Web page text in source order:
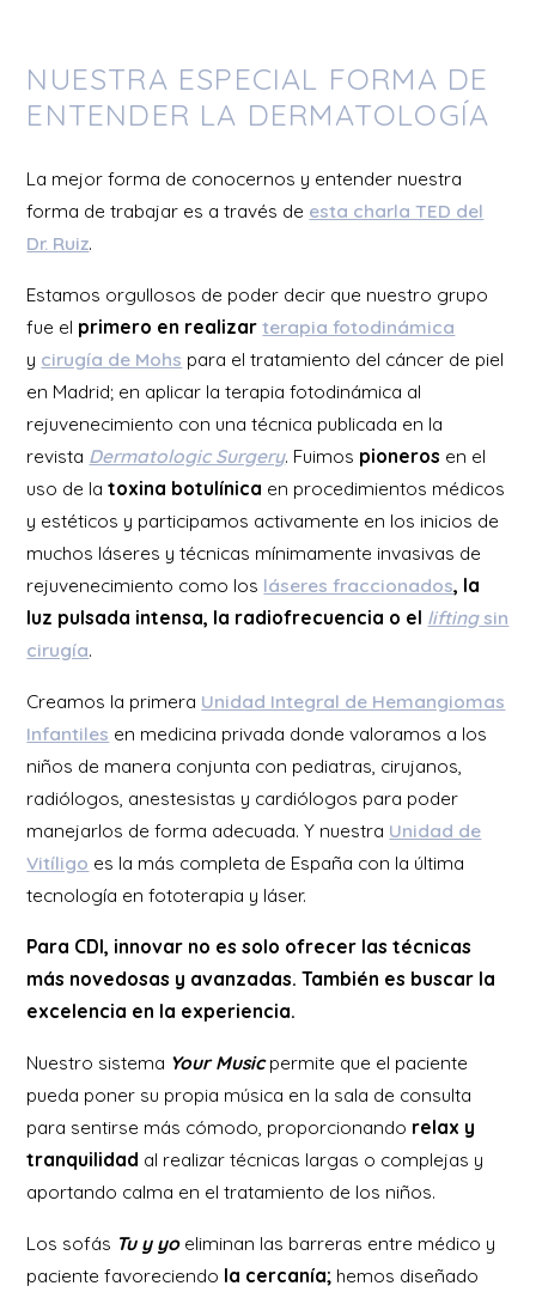
NUESTRA ESPECIAL FORMA DE
ENTENDER LA DERMATOLOGÍA
La mejor forma de conocernos y entender nuestra
forma de trabajar es a través de esta charla TED del
Dr. Ruiz.
Estamos orgullosos de poder decir que nuestro grupo
fue el primero en realizarterapia fotodinámica
y cirugía de Mohs para el tratamiento del cáncer de piel
en Madrid; en aplicar la terapia fotodinámica al
rejuvenecimiento con una técnica publicada en la
revista Dermatologic Surgery. Fuimos pioneros en el
uso de latoxina botulínica en procedimientos médicos
y estéticos y participamos activamente en los inicios de
muchos láseres y técnicas mínimamente invasivas de
rejuvenecimiento como los láseres fraccionados, la
luz pulsada intensa, la radiofrecuencia o el liftingsin
cirugía.
Creamos la primera Unidad Integral de Hemangiomas
Infantiles en medicina privada donde valoramos a los
niños de manera conjunta con pediatras, cirujanos,
radiólogos, anestesistas y cardiólogos para poder
manejarlos de forma adecuada. Y nuestra Unidad de
Vitíligo es la más completa de España con la última
tecnología en fototerapia y láser.
Para CDI, innovar no es solo ofrecer las técnicas
más novedosas y avanzadas. También es buscar la
excelencia en la experiencia.
Nuestro sistema Your Music permite que el paciente
pueda poner su propia música en la sala de consulta
para sentirse más cómodo, proporcionando relax y
tranquilidad al realizar técnicas largas o complejas y
aportando calma en el tratamiento de los niños.
Los sofás Tu y yoeliminan las barreras entre médico y
paciente favoreciendo la cercanía; hemos diseñado